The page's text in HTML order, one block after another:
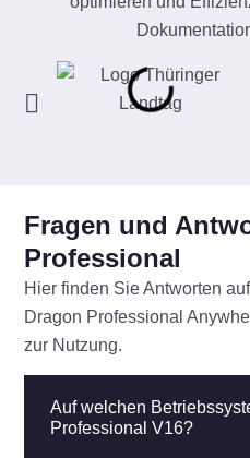
Fragen und
Professional
Hier finden Sie Antworten
Dragon Professional
zur Nutzung.
Auf welchen
Professional V16?